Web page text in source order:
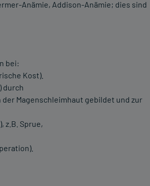
Anämie, Addison-Anämie; dies sind
bei:
Kost).
durch
Magenschleimhaut gebildet und zur
z.B. Sprue,